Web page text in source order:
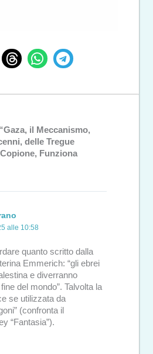
il Meccanismo,
delle Tregue
Funziona
alle 10:58
quanto scritto dalla
Emmerich: “gli ebrei
e diverranno
del mondo”. Talvolta la
se utilizzata da
(confronta il
“Fantasia”).